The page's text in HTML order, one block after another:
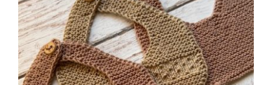
Blog
Contacto
Newsletter